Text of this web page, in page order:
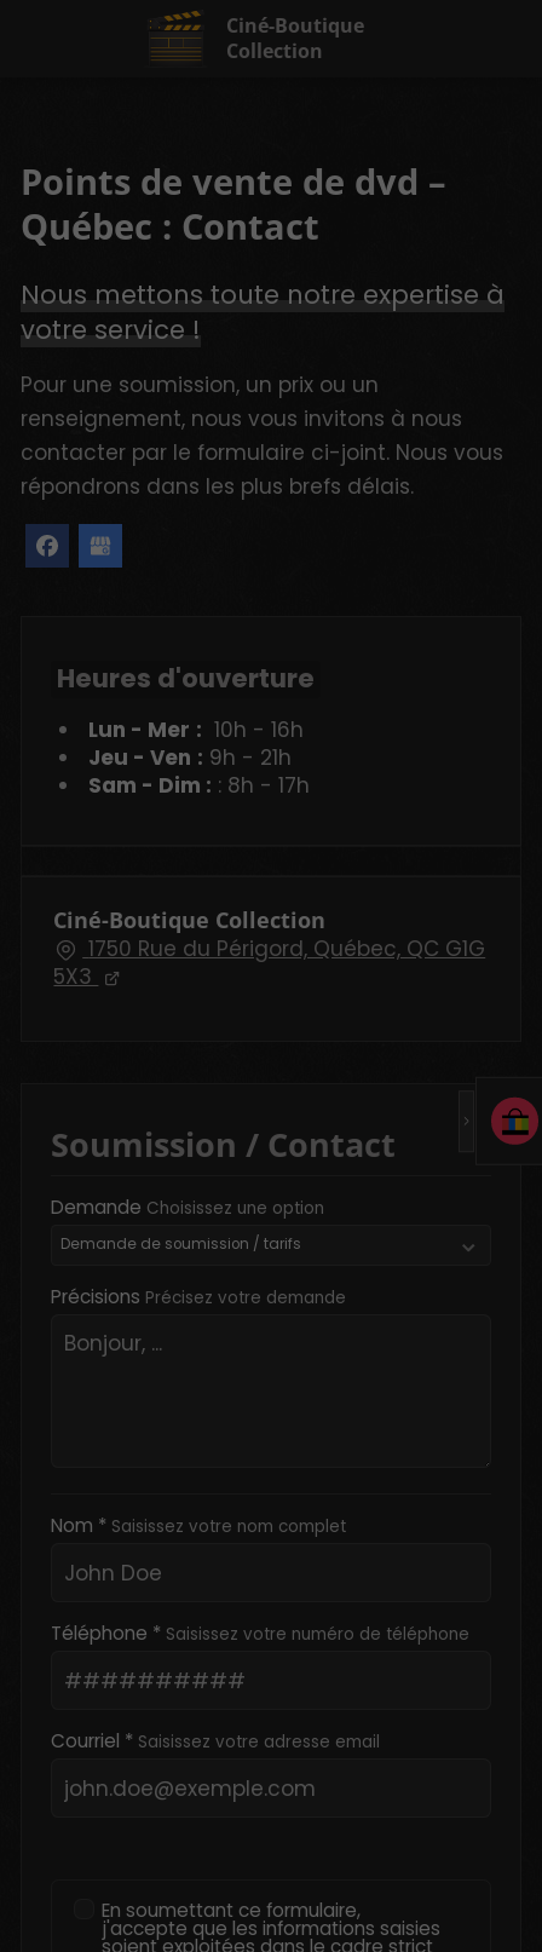
Ciné-Boutique
Collection
Points de vente de dvd –
Québec : Contact
Nous mettons toute notre expertise à
votre service !
Pour une soumission, un prix ou un
renseignement, nous vous invitons à nous
contacter par le formulaire ci-joint. Nous vous
répondrons dans les plus brefs délais.
Heures d'ouverture
Lun - Mer : 10h - 16h
Jeu - Ven : 9h - 21h
Sam - Dim : : 8h - 17h
Ciné-Boutique Collection
1750 Rue du Périgord, Québec, QC G1G
5X3
Soumission / Contact
Demande Choisissez une option
Précisions Précisez votre demande
Nom * Saisissez votre nom complet
Téléphone * Saisissez votre numéro de téléphone
Courriel * Saisissez votre adresse email
En soumettant ce formulaire,
j'accepte que les informations saisies
soient exploitées dans le cadre strict